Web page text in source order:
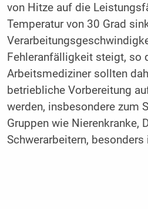
von Hitze auf die
Temperatur von 30 Grad
Fehleranfälligkeit steigt, so
Arbeitsmediziner sollten
betriebliche Vorbereitung
werden, insbesondere zum
Gruppen wie Nierenkranke,
Schwerarbeitern,